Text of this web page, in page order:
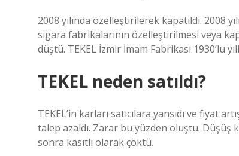
2008 yılında özelleştirilerek kapatıldı. 2008
sigara fabrikalarının özelleştirilmesi veya
düştü. TEKEL İzmir İmam Fabrikası 1930’lu
TEKEL neden satıldı?
TEKEL’in karları satıcılara yansıdı ve fiyat
talep azaldı. Zarar bu yüzden oluştu. Düşüş
sonra kasıtlı olarak çöktü.